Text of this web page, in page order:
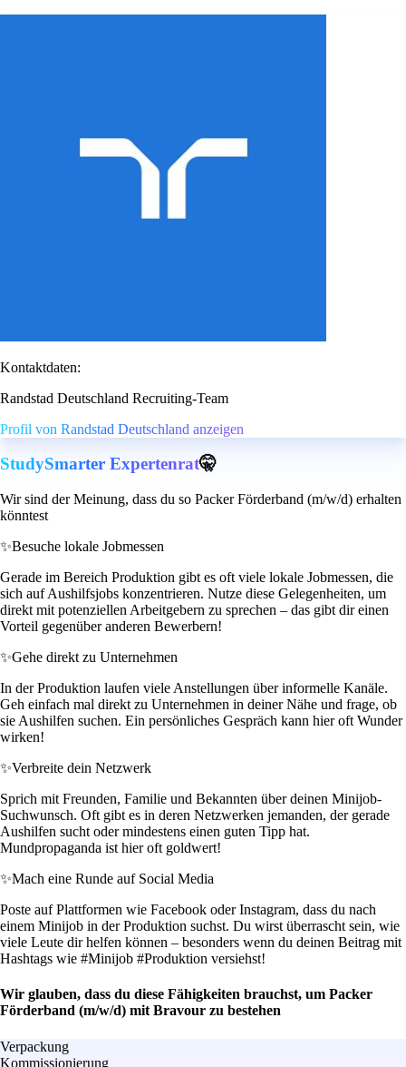
Kontaktdaten:
Randstad Deutschland Recruiting-Team
Profil von Randstad Deutschland anzeigen
StudySmarter Expertenrat🤫
Wir sind der Meinung, dass du so Packer Förderband (m/w/d) erhalten
könntest
✨Besuche lokale Jobmessen
Gerade im Bereich Produktion gibt es oft viele lokale Jobmessen, die
sich auf Aushilfsjobs konzentrieren. Nutze diese Gelegenheiten, um
direkt mit potenziellen Arbeitgebern zu sprechen – das gibt dir einen
Vorteil gegenüber anderen Bewerbern!
✨Gehe direkt zu Unternehmen
In der Produktion laufen viele Anstellungen über informelle Kanäle.
Geh einfach mal direkt zu Unternehmen in deiner Nähe und frage, ob
sie Aushilfen suchen. Ein persönliches Gespräch kann hier oft Wunder
wirken!
✨Verbreite dein Netzwerk
Sprich mit Freunden, Familie und Bekannten über deinen Minijob-
Suchwunsch. Oft gibt es in deren Netzwerken jemanden, der gerade
Aushilfen sucht oder mindestens einen guten Tipp hat.
Mundpropaganda ist hier oft goldwert!
✨Mach eine Runde auf Social Media
Poste auf Plattformen wie Facebook oder Instagram, dass du nach
einem Minijob in der Produktion suchst. Du wirst überrascht sein, wie
viele Leute dir helfen können – besonders wenn du deinen Beitrag mit
Hashtags wie #Minijob #Produktion versiehst!
Wir glauben, dass du diese Fähigkeiten brauchst, um Packer
Förderband (m/w/d) mit Bravour zu bestehen
Verpackung
Kommissionierung